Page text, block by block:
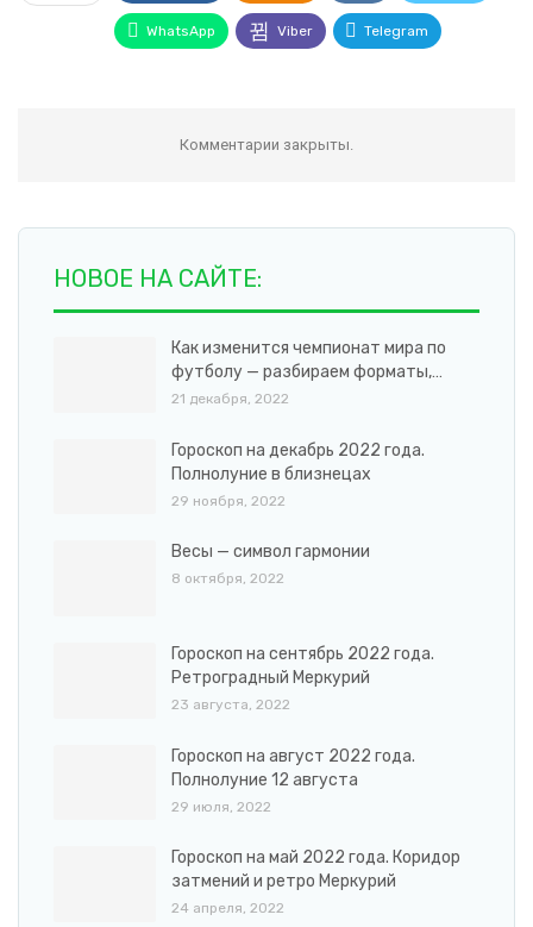
WhatsApp Viber Telegram
Комментарии закрыты.
НОВОЕ НА САЙТЕ:
Как изменится чемпионат мира по
футболу — разбираем форматы,…
21 декабря, 2022
Гороскоп на декабрь 2022 года.
Полнолуние в близнецах
29 ноября, 2022
Весы — символ гармонии
8 октября, 2022
Гороскоп на сентябрь 2022 года.
Ретроградный Меркурий
23 августа, 2022
Гороскоп на август 2022 года.
Полнолуние 12 августа
29 июля, 2022
Гороскоп на май 2022 года. Коридор
затмений и ретро Меркурий
24 апреля, 2022